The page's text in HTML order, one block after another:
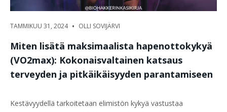
TAMMIKUU 31, 2024 • OLLI SOVIJÄRVI
Miten lisätä maksimaalista hapenottokykyä
(VO2max): Kokonaisvaltainen katsaus
terveyden ja pitkäikäisyyden parantamiseen
Kestävyydellä tarkoitetaan elimistön kykyä vastustaa